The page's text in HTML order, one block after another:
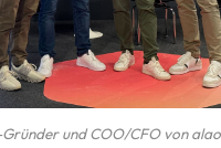
und COO/CFO von